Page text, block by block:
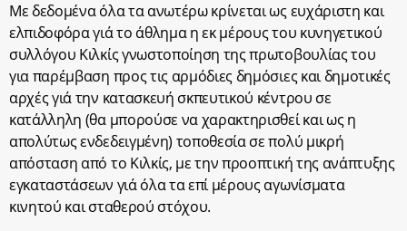
Με δεδομένα όλα τα ανωτέρω κρίνεται ως ευχάριστη και
ελπιδοφόρα γιά το άθλημα η εκ μέρους του κυνηγετικού
συλλόγου Κιλκίς γνωστοποίηση της πρωτοβουλίας του
για παρέμβαση προς τις αρμόδιες δημόσιες και δημοτικές
αρχές γιά την κατασκευή σκπευτικού κέντρου σε
κατάλληλη (θα μπορούσε να χαρακτηρισθεί και ως η
απολύτως ενδεδειγμένη) τοποθεσία σε πολύ μικρή
απόσταση από το Κιλκίς, με την προοπτική της ανάπτυξης
εγκαταστάσεων γιά όλα τα επί μέρους αγωνίσματα
κινητού και σταθερού στόχου.